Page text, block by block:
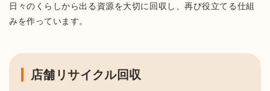
日々のくらしから出る資源を大切に回収し、再び役立てる仕組
みを作っています。
店舗リサイクル回収